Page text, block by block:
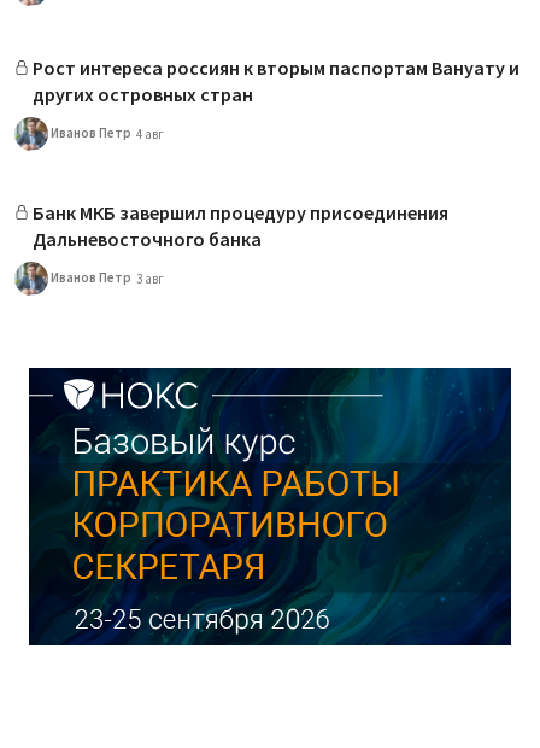
Рост интереса россиян к вторым паспортам Вануату и
других островных стран
Иванов Петр 4 авг
Банк МКБ завершил процедуру присоединения
Дальневосточного банка
Иванов Петр 3 авг